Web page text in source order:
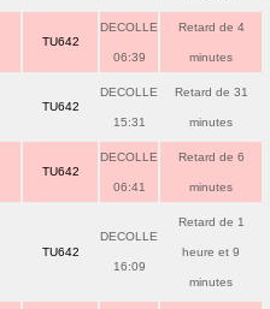
TU642
DECOLLE
06:39
Retard de 4
minutes
TU642
DECOLLE
15:31
Retard de 31
minutes
TU642
DECOLLE
06:41
Retard de 6
minutes
TU642
DECOLLE
16:09
Retard de 1
heure et 9
minutes